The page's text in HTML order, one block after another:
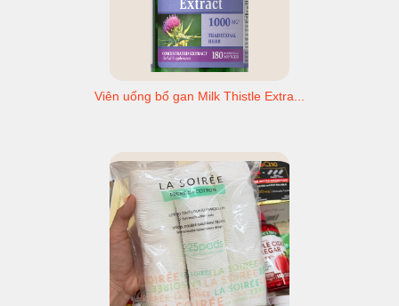
Viên uống bổ gan Milk Thistle Extra...